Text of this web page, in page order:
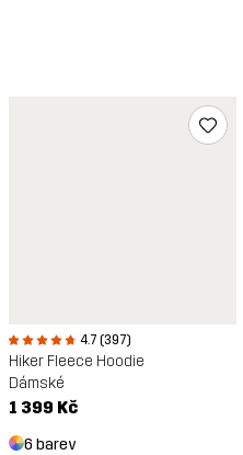
4.7 (397)
Hiker Fleece Hoodie
Dámské
1 399 Kč
6 barev